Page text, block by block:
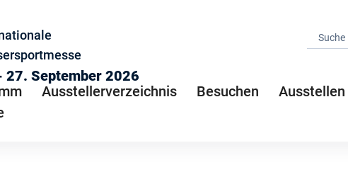
27. September 2026
Ausstellerverzeichnis Besuchen
Ausstellen